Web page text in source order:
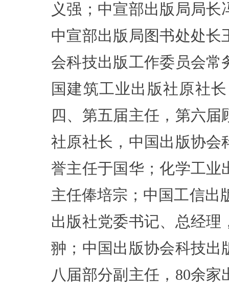
义强；中宣部出版局局
中宣部出版局图书处处长
会科技出版工作委员会常
国建筑工业出版社原社
四、第五届主任，第六
社原社长，中国出版协会
誉主任于国华；化学工业
主任俸培宗；中国工信出
出版社党委书记、总经
翀；中国出版协会科技出
八届部分副主任，80余